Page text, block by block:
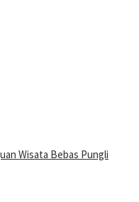
Wisata Bebas Pungli